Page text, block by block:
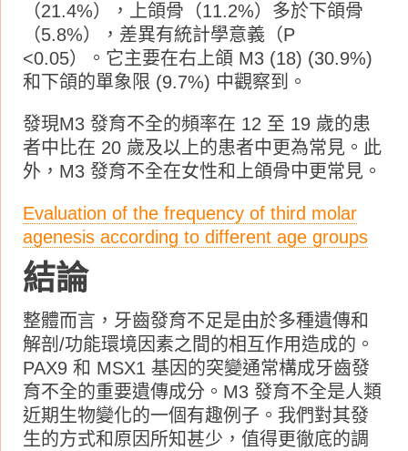
（21.4%），上頜骨（11.2%）多於下頜骨
（5.8%），差異有統計學意義（P
<0.05）。它主要在右上頜 M3 (18) (30.9%)
和下頜的單象限 (9.7%) 中觀察到。
發現M3 發育不全的頻率在 12 至 19 歲的患
者中比在 20 歲及以上的患者中更為常見。此
外，M3 發育不全在女性和上頜骨中更常見。
Evaluation of the frequency of third molar
agenesis according to different age groups
結論
整體而言，牙齒發育不足是由於多種遺傳和
解剖/功能環境因素之間的相互作用造成的。
PAX9 和 MSX1 基因的突變通常構成牙齒發
育不全的重要遺傳成分。M3 發育不全是人類
近期生物變化的一個有趣例子。我們對其發
生的方式和原因所知甚少，值得更徹底的調